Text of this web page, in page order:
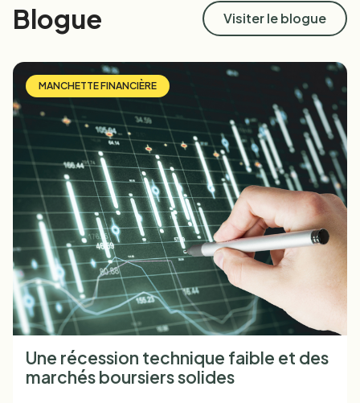
Blogue Visiter le blogue
MANCHETTE FINANCIÈRE
Une récession technique faible et des
marchés boursiers solides